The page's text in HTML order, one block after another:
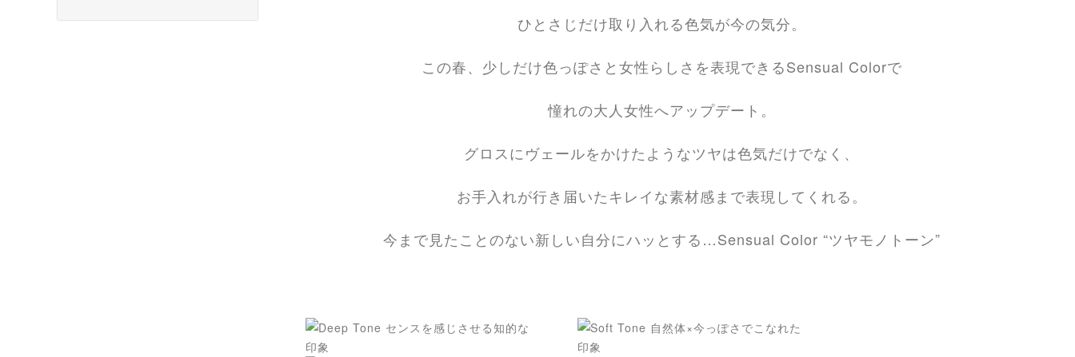
ひとさじだけ取り入れる色気が今の気分。
この春、少しだけ色っぽさと女性らしさを表現できるSensual Colorで
憧れの大人女性へアップデート。
グロスにヴェールをかけたようなツヤは色気だけでなく、
お手入れが行き届いたキレイな素材感まで表現してくれる。
今まで見たことのない新しい自分にハッとする…Sensual Color “ツヤモノトーン”